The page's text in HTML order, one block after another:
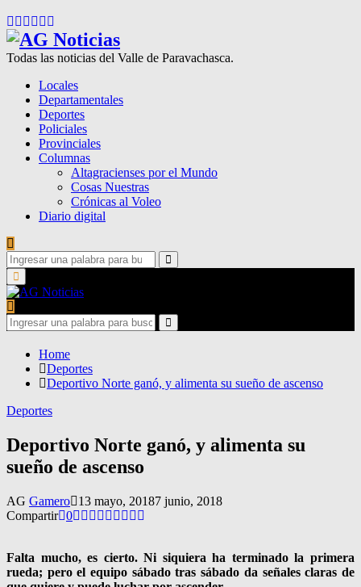
Facebook
Twitter
Instagram
Pinterest
Google
Todas las noticias del Valle de Paravachasca.
Locales
Departamentales
Deportes
Policiales
Provinciales
Columnas
Altagracienses por el Mundo
Cosas Nuestras
Crónicas al Voleo
Diario digital
Search
for:
Search
Primary
Menu
Search
for:
Search
Home
Deportes
Deportivo Norte ganó, y alimenta su sueño de ascenso
Deportes
Deportivo Norte ganó, y alimenta su
sueño de ascenso
AG Gamero 13 mayo, 20187 junio, 2018
Compartir 0
Falta mucho, es cierto. Ni siquiera ha terminado la primera
rueda; pero el equipo sábado tras sábado da señales claras de